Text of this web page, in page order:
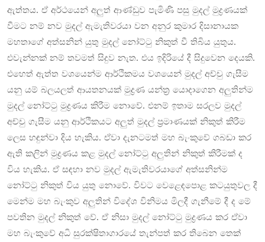
ඇත්තය. ඒ අර්ථයෙන් අලුත් ආණ්ඩුව පැමිණි පසු මුදල් මුද්‍රණයක්
වීමට නම් නව මුදල් ඇමැතිවරයා වන අනුර කුමාර දිසානායක
මහතාගේ අත්සනින් යුතු මුදල් නෝට්ටු නිකුත් වී තිබිය යුතුය.
එවැන්නක් නම් තවමත් සිදුව නැත. එය ඉදිරියේ දී සිදුවෙන දෙයකි.
එහෙත් ඇත්ත වශයෙන්ම ආර්ථිකමය වශයෙන් මුදල් අච්චු ගැසීම
යනු යම් බලයලත් ආයතනයක් මුද්‍රණ යන්ත්‍ර යොදාගෙන අලුතින්ම
මුදල් නෝට්ටු මුද්‍රණය කිරීම නොවේ. එනම් ඉතාම සරලව මුදල්
අච්චු ගැසීම යනු ආර්ථිකයට අලුත් මුදල් ප්‍රමාණයක් නිකුත් කිරීම
ලෙස හඳුන්වා දිය හැකිය. ඒවා දැනටමත් මහ බැංකුවේ ගබඩා කර
ඇති කලින් මුද්‍රණය කළ මුදල් නෝට්ටු අලුතින් නිකුත් කිරීමක් ද
විය හැකිය. ඒ සඳහා නව මුදල් ඇමැතිවරයාගේ අත්සනින්ම
නෝට්ටු නිකුත් විය යුතු නොවේ. විවට වෙළෙඳපොළ කටයුතුවල දී
මෙන්ම මහ බැංකුව අලුතින් විදේශ විනිමය මිලදී ගැනීමේ දී ද මේ
පවතින මුදල් නිකුත් වේ. ඒ නිසා මුදල් නෝට්ටු මුද්‍රණය කර ඒවා
මහ බැංකුවේ අධි සුරක්ෂිතාගාරයේ තැන්පත් කර තිබෙන තෙක්